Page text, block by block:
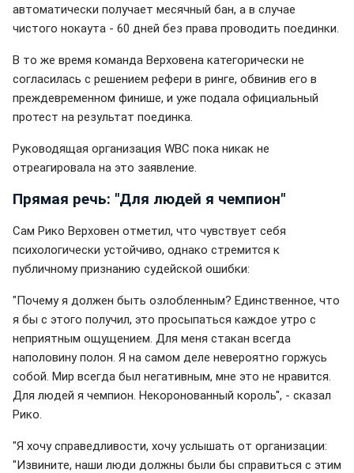
автоматически получает месячный бан, а в случае
чистого нокаута - 60 дней без права проводить поединки.
В то же время команда Верховена категорически не
согласилась с решением рефери в ринге, обвинив его в
преждевременном финише, и уже подала официальный
протест на результат поединка.
Руководящая организация WBC пока никак не
отреагировала на это заявление.
Прямая речь: "Для людей я чемпион"
Сам Рико Верховен отметил, что чувствует себя
психологически устойчиво, однако стремится к
публичному признанию судейской ошибки:
"Почему я должен быть озлобленным? Единственное, что
я бы с этого получил, это просыпаться каждое утро с
неприятным ощущением. Для меня стакан всегда
наполовину полон. Я на самом деле невероятно горжусь
собой. Мир всегда был негативным, мне это не нравится.
Для людей я чемпион. Некоронованный король", - сказал
Рико.
"Я хочу справедливости, хочу услышать от организации:
"Извините, наши люди должны были бы справиться с этим